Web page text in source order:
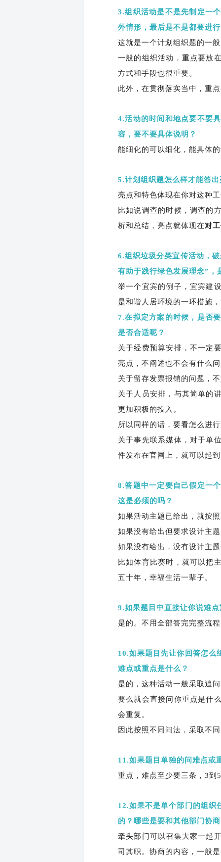
3.组织活动是不是先制定一
外情形，最后是不是都要进
这就是一个计划组织题的一
一般的组织活动，重点要放
方式和手段也很重要。
此外，在贯彻落实当中，重
4.活动的时间和地点要不要
容，要不要具体说明？
能细化的可以细化，能具体
5.计划组织题怎么样才能答
亮点和特色体现在你对这种
比如说调查的时候，调查的
析和总结，亮点就体现在对
6.组织垃圾分类宣传活动，
有助于践行绿色发展理念”，
举一个宜宾的例子，宜宾建
是和谐人居环境的一环措施
7.在拟定方案的时候，是否
是否合适呢？
关于经费预算安排，不一定
亮点，不阐述也不会有什么
关于留存发票报销的问题，
关于人员安排，与其简单的
更加积极的投入。
所以同样的话，要看怎么进
关于事先联系媒体，对于单
件发布在官网上，就可以起
8.答题中一定要自己假定一
这是必须的吗？
如果活动主题已给出，就按
如果没有给出但要求设计主
如果没有给出，没有设计主
比如体育比赛时，就可以把
五十年，幸福生活一辈子。
9.如果题目中直接让你说难
是的。不用全部答完完整流
10.如果题目先让你回答怎么
难点或重点是什么？
是的，这种活动一般采取追
要么就会直接问你重点是什
会重复。
因此按照不同问法，采取不
11.如果题目单独的问难点或
重点，难点至少要三条，3到
12.如果不是单个部门的组织
的？哪些是要和其他部门协
牵头部门可以召集大家一起
司其职。协商的内容，一般